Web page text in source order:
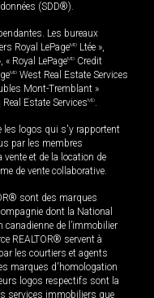
(SDD®).
Les bureaux
Royal LePageMD Ltée »,
« Royal LePageMD Credit
MD West Real Estate Services
Mont-Tremblant »
Estate ServicesMD.
les logos qui s'y rapportent
par les membres
vente et de la location de
de vente collaborative.
sont des marques
dont la National
de l’immobilier
REALTOR® servent à
les courtiers et agents
marques d'homologation
logos respectifs sont la
services immobiliers que